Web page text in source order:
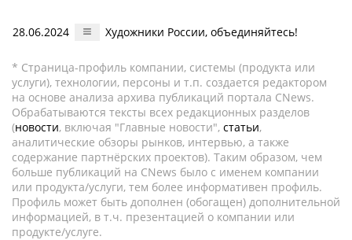
28.06.2024 Художники России, объединяйтесь!
* Страница-профиль компании, системы (продукта или
услуги), технологии, персоны и т.п. создается редактором
на основе анализа архива публикаций портала CNews.
Обрабатываются тексты всех редакционных разделов
(новости, включая "Главные новости", статьи,
аналитические обзоры рынков, интервью, а также
содержание партнёрских проектов). Таким образом, чем
больше публикаций на CNews было с именем компании
или продукта/услуги, тем более информативен профиль.
Профиль может быть дополнен (обогащен) дополнительной
информацией, в т.ч. презентацией о компании или
продукте/услуге.